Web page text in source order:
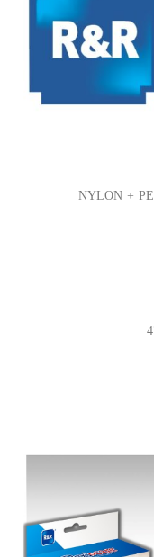
نايلون + البولي ايثيلين | NYLON + PE